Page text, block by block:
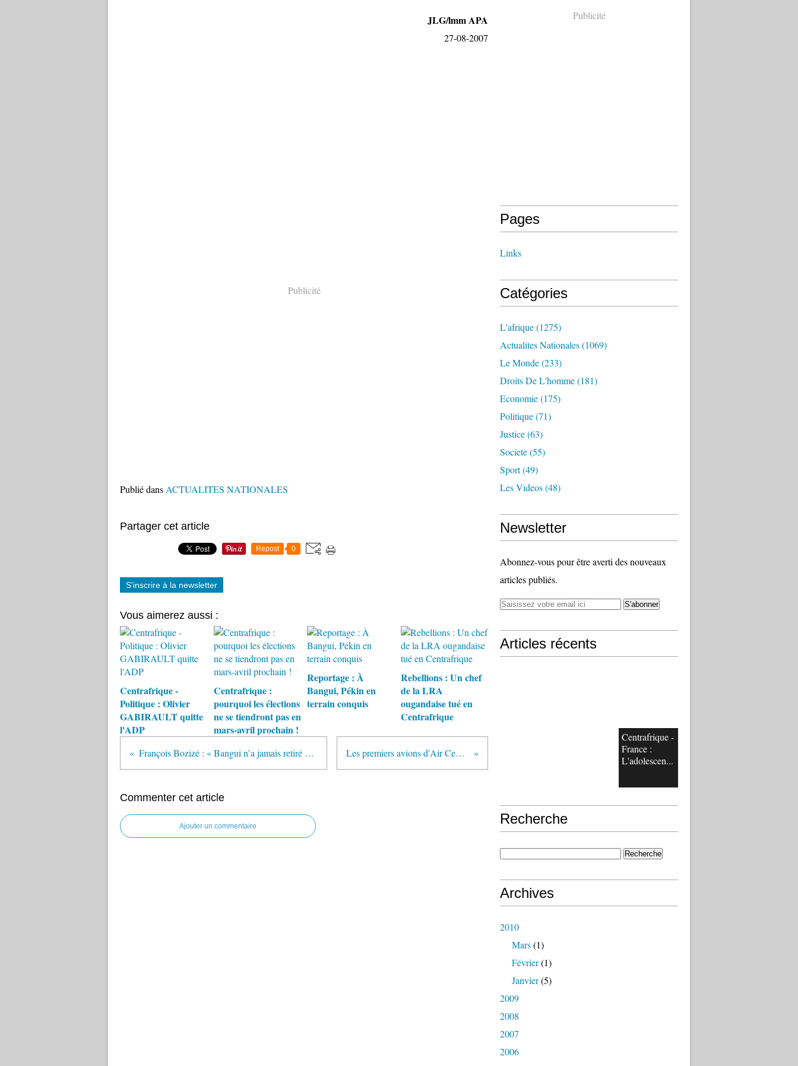
JLG/lmm APA
27-08-2007
Publicité
Publié dans ACTUALITES NATIONALES
Partager cet article
Repost 0
S'inscrire à la newsletter
Vous aimerez aussi :
Centrafrique -
Politique : Olivier
GABIRAULT quitte
l'ADP
Centrafrique :
pourquoi les élections
ne se tiendront pas en
mars-avril prochain !
Reportage : À
Bangui, Pékin en
terrain conquis
Rebellions : Un chef
de la LRA
ougandaise tué en
Centrafrique
François Bozizé : « Bangui n’a jamais retiré sa plainte contre Jean-Pierre Bemba » Les premiers avions d'Air Cemac prévus pour mars 2008
Commenter cet article
Ajouter un commentaire
Publicité
Pages
Links
Catégories
L'afrique(1275)
Actualites Nationales(1069)
Le Monde(233)
Droits De L'homme(181)
Economie(175)
Politique(71)
Justice(63)
Societe(55)
Sport(49)
Les Videos(48)
Newsletter
Abonnez-vous pour être averti des nouveaux
articles publiés.
Articles récents
Centrafrique -
France :
L'adolescen...
Recherche
Archives
2010
Mars(1)
Février(1)
Janvier(5)
2009
2008
2007
2006